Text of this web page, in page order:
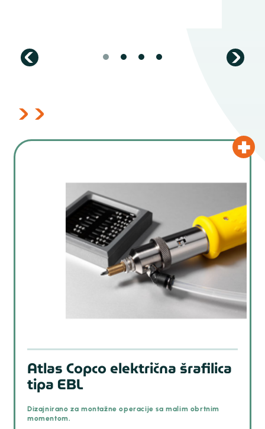
prev
Atlas Copco električna šrafilica
tipa EBL
Dizajnirano za montažne operacije sa malim obrtnim
momentom.